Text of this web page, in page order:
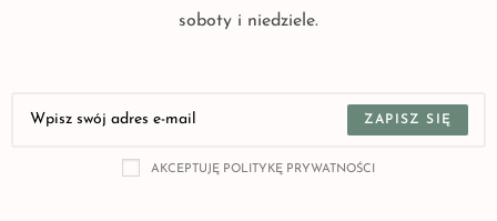
soboty i niedziele.
ZAPISZ SIĘ
AKCEPTUJĘ POLITYKĘ PRYWATNOŚCI